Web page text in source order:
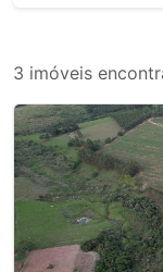
3 imóveis